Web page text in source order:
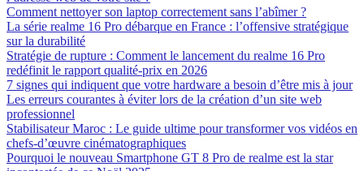
Comment nettoyer son laptop correctement sans l’abîmer ?
La série realme 16 Pro débarque en France : l’offensive stratégique
sur la durabilité
Stratégie de rupture : Comment le lancement du realme 16 Pro
redéfinit le rapport qualité-prix en 2026
7 signes qui indiquent que votre hardware a besoin d’être mis à jour
Les erreurs courantes à éviter lors de la création d’un site web
professionnel
Stabilisateur Maroc : Le guide ultime pour transformer vos vidéos en
chefs-d’œuvre cinématographiques
Pourquoi le nouveau Smartphone GT 8 Pro de realme est la star